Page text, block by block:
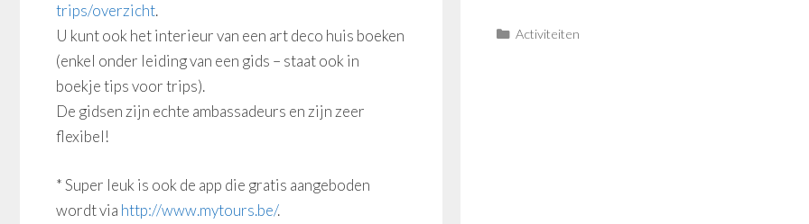
trips/overzicht.
U kunt ook het interieur van een art deco huis boeken
(enkel onder leiding van een gids – staat ook in
boekje tips voor trips).
De gidsen zijn echte ambassadeurs en zijn zeer
flexibel!
* Super leuk is ook de app die gratis aangeboden
wordt via http://www.mytours.be/.
Categorieën
Activiteiten